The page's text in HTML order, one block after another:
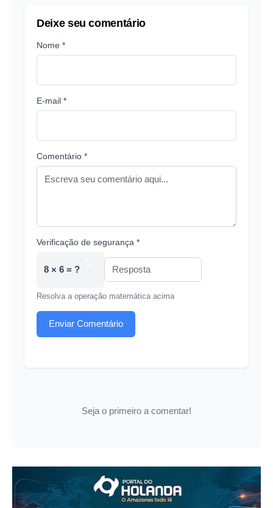
Deixe seu comentário
Nome *
E-mail *
Comentário *
Verificação de segurança *
8 × 6 = ?
Resolva a operação matemática acima
Enviar Comentário
Seja o primeiro a comentar!